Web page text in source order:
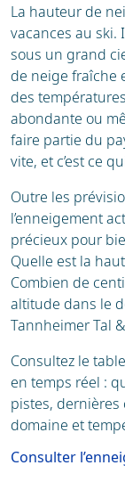
La hauteur de
vacances au ski.
sous un grand
de neige fraîche
des
abondante ou
faire partie du
vite, et c’est ce
Outre les
l’enneigement
précieux pour
Quelle est la
Combien de
altitude dans le
Tannheimer Tal
Consultez le
en temps réel :
pistes, dernières
domaine et
Consulter